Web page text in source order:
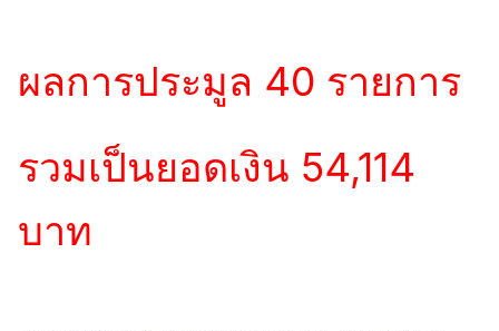
ผลการประมูล 40 รายการ
รวมเป็นยอดเงิน 54,114
บาท